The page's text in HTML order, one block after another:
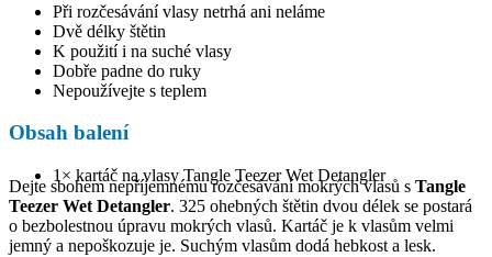
Při rozčesávání vlasy netrhá ani neláme
Dvě délky štětin
K použití i na suché vlasy
Dobře padne do ruky
Nepoužívejte s teplem
Obsah balení
1× kartáč na vlasy Tangle Teezer Wet Detangler
Dejte sbohem nepříjemnému rozčesávání mokrých vlasů s Tangle
Teezer Wet Detangler. 325 ohebných štětin dvou délek se postará
o bezbolestnou úpravu mokrých vlasů. Kartáč je k vlasům velmi
jemný a nepoškozuje je. Suchým vlasům dodá hebkost a lesk.